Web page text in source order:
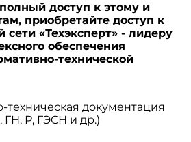
доступ к этому и
приобретайте доступ к
«Техэксперт» - лидеру
обеспечения
технической
документация
Р, ГЭСН и др.)